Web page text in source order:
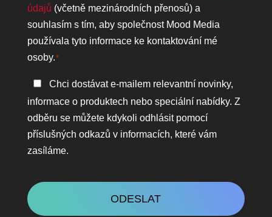
osobních
údajů
*
údajů (včetně mezinárodních přenosů) a
souhlasím s tím, aby společnost Mood Media
používala tyto informace ke kontaktování mé
osoby.*
Zůstaňte
v
kontaktu
Chci dostávat e-mailem relevantní novinky,
informace o produktech nebo speciální nabídky. Z
odběru se můžete kdykoli odhlásit pomocí
příslušných odkazů v informacích, které vám
zasíláme.